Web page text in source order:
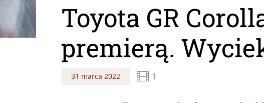
Toyota GR
premierą.
31 marca 2022 1